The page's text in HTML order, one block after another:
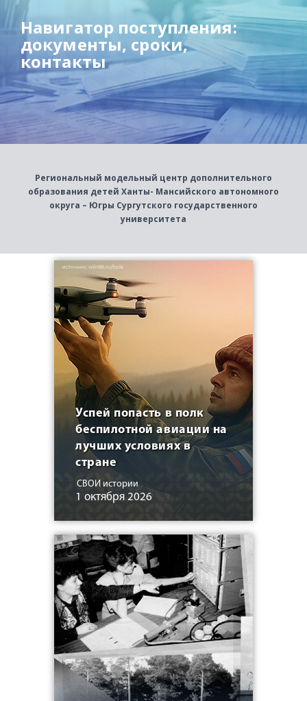
Навигатор поступления:
документы, сроки,
контакты
Региональный модельный центр дополнительного
образования детей Ханты- Мансийского автономного
округа – Югры Сургутского государственного
университета
Успей попасть в полк
беспилотной авиации на
лучших условиях в
стране
СВОИ истории
1 октября 2026